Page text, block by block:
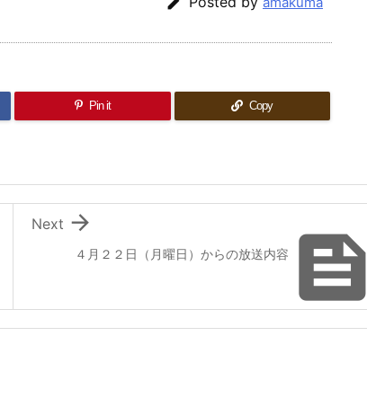
Pin it Copy

４月２２日（月曜日）からの放送内容

Next